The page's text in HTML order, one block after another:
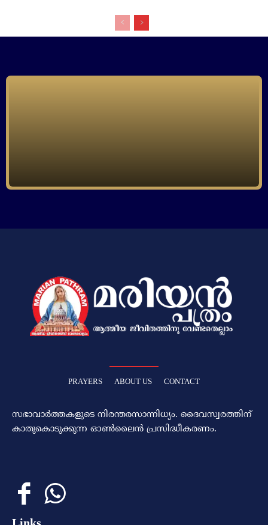
PRAYERS ABOUT US CONTACT
സഭാവാര്‍ത്തകളുടെ നിരന്തരസാന്നിധ്യം. ദൈവസ്വരത്തിന്‌
കാതുകൊടുക്കുന്ന ഓണ്‍ലൈന്‍ പ്രസിദ്ധീകരണം.